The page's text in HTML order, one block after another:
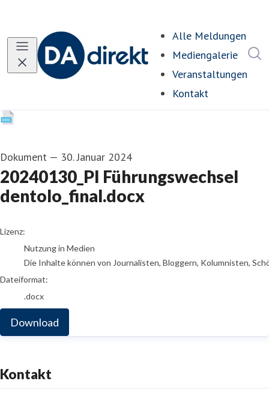
Alle Meldungen
Mediengalerie
Veranstaltungen
Kontakt
Dokument — 30. Januar 2024
20240130_PI Führungswechsel
dentolo_final.docx
go to media item
Lizenz:
Nutzung in Medien
Die Inhalte können von Journalisten, Bloggern, Kolumnisten,
Dateiformat:
.docx
Download
Kontakt